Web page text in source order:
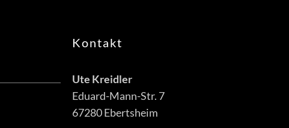
Kontakt
Ute Kreidler
Eduard-Mann-Str. 7
67280 Ebertsheim